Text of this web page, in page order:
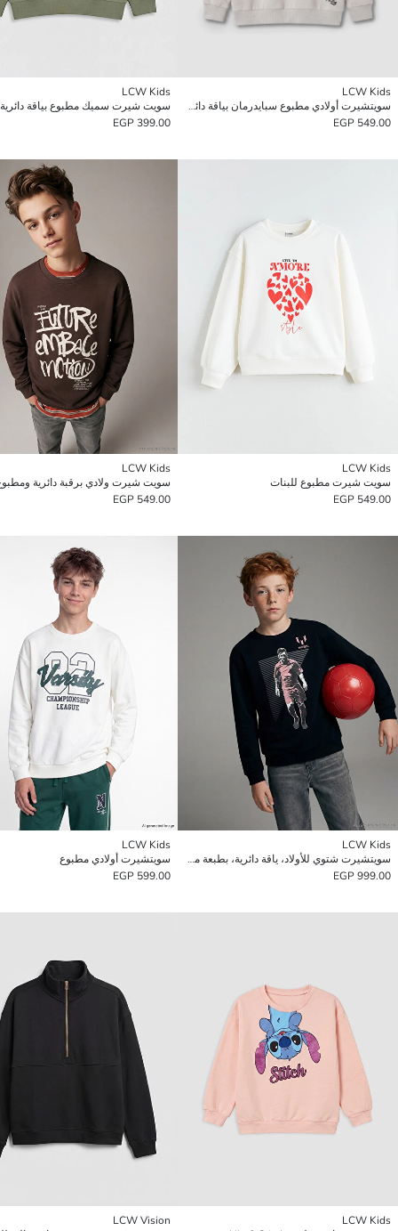
LCW Kids
سويتشيرت أولادي مطبوع سبايدرمان بياقة دائرية
549.00 EGP
LCW Kids
سويت شيرت سميك مطبوع بياقة دائرية
399.00 EGP
LCW Kids
سويت شيرت مطبوع للبنات
549.00 EGP
LCW Kids
سويت شيرت ولادي برقبة دائرية
549.00 EGP
LCW Kids
سويتشيرت شتوي للأولاد، ياقة دائرية، بطبعة ميسي.
999.00 EGP
LCW Kids
سويتشيرت أولادي مطبوع
599.00 EGP
LCW Kids
LCW Vision